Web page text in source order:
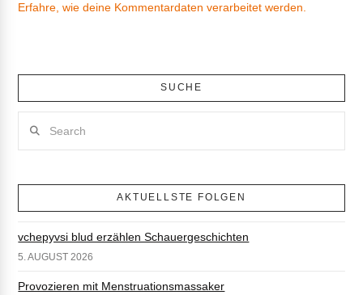
Erfahre, wie deine Kommentardaten verarbeitet werden.
SUCHE
AKTUELLSTE FOLGEN
vchepyvsi blud erzählen Schauergeschichten
5. AUGUST 2026
Provozieren mit Menstruationsmassaker